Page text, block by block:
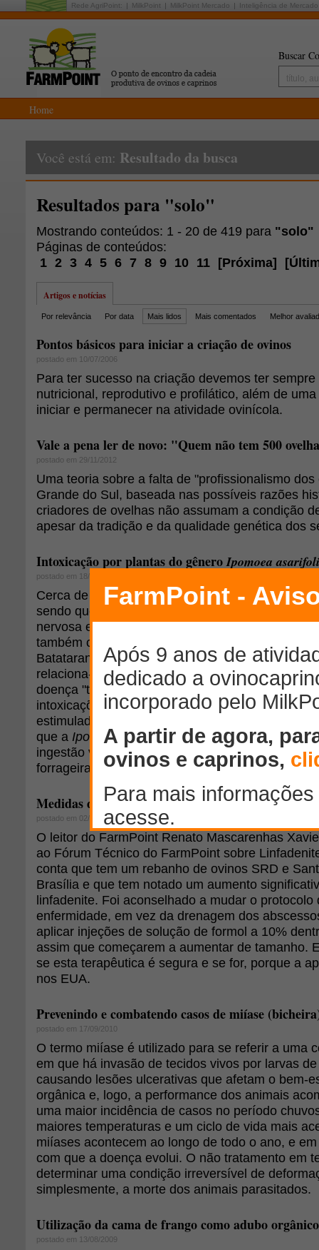
Rede AgriPoint: MilkPoint MilkPoint Mercado Inteligência de Mercado
Buscar
Home
Você está em: Resultado da busca
Resultados para "solo"
Mostrando conteúdos: 1 - 20 de 419 para "solo"
Páginas de conteúdos:
1 2 3 4 5 6 7 8 9 10 11 [Próxima] [
Artigos e notícias
Por relevância Por data Mais lidos Mais comentados Melhor
Pontos básicos para iniciar a criação de ovinos
postado em 10/07/2006
Para ter sucesso na criação devemos ter
nutricional, reprodutivo e profilático, além de
iniciar e permanecer na atividade ovinícola.
Vale a pena ler de novo: "Quem não tem 500
postado em 29/11/2012
Uma teoria sobre a falta de "profissionalismo
Grande do Sul, baseada nas possíveis razões
criadores de ovelhas não assumam a condição
apesar da tradição e da qualidade genética dos
Intoxicação por plantas do gêneroIpomoea
postado em 18/05/2010
Cerca de 110 espécies de plantas tóxicas são
sendo que destas destacam-se 15 que
nervosa em ruminantes como é o caso da planta
também conhecida popularmente como Salsa da
Batatarana e Salsa-Brava. A toxicidade da
relaciona-se a síndrome tremorgênica
doença "treme-treme") que acomete ovinos,
intoxicações que ocorrem principalmente nas
estimuladas pela baixa disponibilidade de
que a Ipomoea não apresenta boa
ingestão voluntária em situações onde existe a
forrageiras de qualidade.
Medidas de controle e tratamento da Linfadenite
postado em 02/07/2008
O leitor do FarmPoint Renato Mascarenhas
ao Fórum Técnico do FarmPoint sobre
conta que tem um rebanho de ovinos SRD e
Brasília e que tem notado um aumento
linfadenite. Foi aconselhado a mudar o protocolo
enfermidade, em vez da drenagem dos
aplicar injeções de solução de formol a 10%
assim que começarem a aumentar de tamanho.
se esta terapêutica é segura e se for, porque a
nos EUA.
Prevenindo e combatendo casos de miíase
postado em 17/09/2010
O termo miíase é utilizado para se referir a uma
em que há invasão de tecidos vivos por larvas
causando lesões ulcerativas que afetam o bem-
orgânica e, logo, a performance dos animais
uma maior incidência de casos no período
maiores temperaturas e um ciclo de vida mais
miíases acontecem ao longo de todo o ano, e
com que a doença evolui. O não tratamento em
determinar uma condição irreversível de
simplesmente, a morte dos animais parasitados.
Utilização da cama de frango como adubo
postado em 13/08/2009